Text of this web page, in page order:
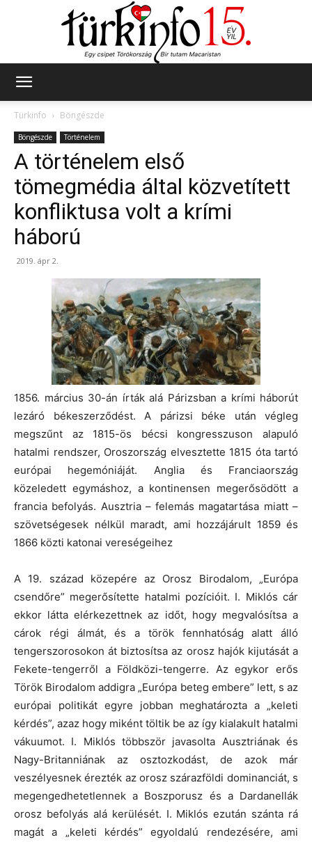
Türkinfo
Böngészde
Böngészde Történelem
A történelem első
tömegmédia által közvetített
konfliktusa volt a krími
háború
2019. ápr 2.
1856. március 30-án írták alá Párizsban a krími háborút
lezáró békeszerződést. A párizsi béke után végleg
megszűnt az 1815-ös bécsi kongresszuson alapuló
hatalmi rendszer, Oroszország elvesztette 1815 óta tartó
európai hegemóniáját. Anglia és Franciaország
közeledett egymáshoz, a kontinensen megerősödött a
francia befolyás. Ausztria – felemás magatartása miatt –
szövetségesek nélkül maradt, ami hozzájárult 1859 és
1866 közti katonai vereségeihez
A 19. század közepére az Orosz Birodalom, „Európa
csendőre” megerősítette hatalmi pozícióit. I. Miklós cár
ekkor látta elérkezettnek az időt, hogy megvalósítsa a
cárok régi álmát, és a török fennhatóság alatt álló
tengerszorosokon át biztosítsa az orosz hajók kijutását a
Fekete-tengerről a Földközi-tengerre. Az egykor erős
Török Birodalom addigra „Európa beteg embere” lett, s az
európai politikát egyre jobban meghatározta a „keleti
kérdés”, azaz hogy miként töltik be az így kialakult hatalmi
vákuumot. I. Miklós többször javasolta Ausztriának és
Nagy-Britanniának az osztozkodást, de azok már
veszélyesnek érezték az orosz szárazföldi dominanciát, s
megengedhetetlennek a Boszporusz és a Dardanellák
orosz befolyás alá kerülését. I. Miklós ezután szánta rá
magát a „keleti kérdés” egyoldalú rendezésére, ami